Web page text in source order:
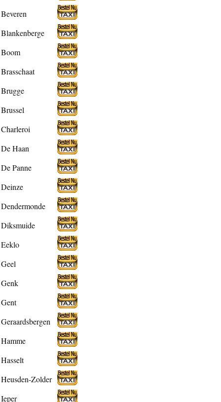
Beveren
Blankenberge
Boom
Brasschaat
Brugge
Brussel
Charleroi
De Haan
De Panne
Deinze
Dendermonde
Diksmuide
Eeklo
Geel
Genk
Gent
Geraardsbergen
Hamme
Hasselt
Heusden-Zolder
Ieper